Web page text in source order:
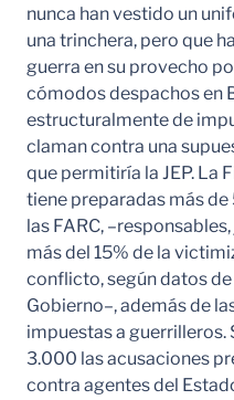
nunca han vestido un
una trinchera, pero que
guerra en su provecho
cómodos despachos en
estructuralmente de
claman contra una
que permitiría la JEP. La
tiene preparadas más
las FARC,
más del 15% de la
conflicto, según datos
Gobierno–, además de
impuestas a guerrilleros.
3.000 las acusaciones
contra agentes del